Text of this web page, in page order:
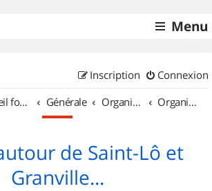
Menu
Connexion
Inscription
Accueil forum Générale Organisation de sorties & Recherche de partenaires Organisation de sorties en région Basse Normandie
de Saint-Lô et
Granville...